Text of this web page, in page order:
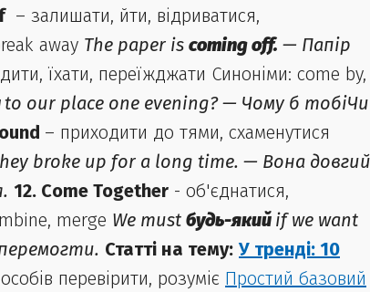
– залишати, йти, відриватися,
away The paper is coming off. — Папір
їхати, переїжджати Синоніми: come by,
to our place one evening? — Чому б тобіЧи
– приходити до тями, схаменутися
broke up for a long time. — Вона довгий
12. Come Together - об'єднатися,
merge We must будь-який if we want
Статті на тему: У тренді: 10
перевірити, розуміє Простий базовий